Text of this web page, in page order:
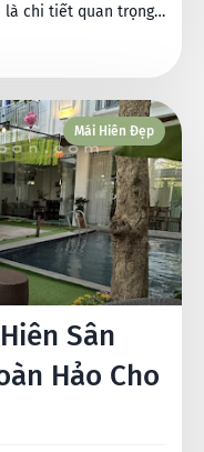
là chi tiết quan trọng
Mái Hiên Đẹp
Sân
Hảo Cho